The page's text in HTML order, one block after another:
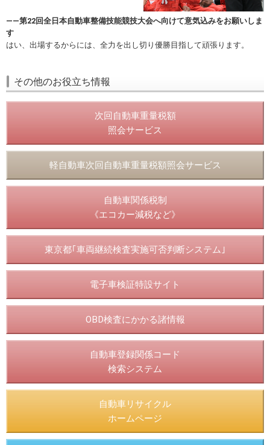
――第22回全日本自動車整備技能競技大会へ向けて意気込みをお願いしま
す
はい、出場するからには、全力を出し切り優勝目指して頑張ります。
その他のお役立ち情報
次回自動車重量税額
照会サービス
軽自動車次回自動車重量税額照会サービス
自動車関係税制
《エコカー減税など》
東京都｢車両継続検査実施可否判断システム｣
電子車検証特設サイト
OBD検査にかかる諸情報
自動車登録関係コード
検索システム
自動車リサイクル
ホームページ